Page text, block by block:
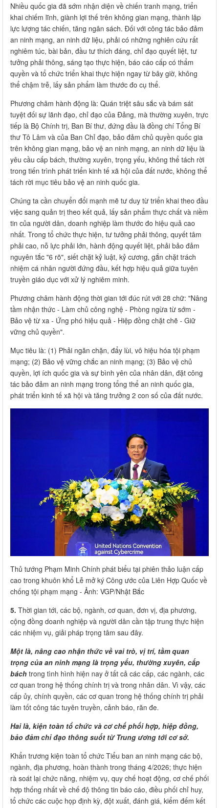
Nhiều quốc gia đã sớm nhận diện về chiến tranh mạng, triển
khai chiếm lĩnh, giành lợi thế trên không gian mạng, thành lập
lực lượng tác chiến, tăng ngân sách. Đối với công tác bảo đảm
an ninh mạng, an ninh dữ liệu, phải có những nghiên cứu rất
nghiêm túc, bài bản, đầu tư thích đáng, chỉ đạo quyết liệt, tư
tưởng phải thông, sáng tạo thực hiện, báo cáo cấp có thẩm
quyền và tổ chức triển khai thực hiện ngay từ bây giờ, không
thể chậm trễ, lấy sản phẩm làm thước đo cụ thể.
Phương châm hành động là: Quán triệt sâu sắc và bám sát
tuyệt đối sự lãnh đạo, chỉ đạo của Đảng, mà thường xuyên, trực
tiếp là Bộ Chính trị, Ban Bí thư, đứng đầu là đồng chí Tổng Bí
thư Tô Lâm và của Ban Chỉ đạo, bảo đảm chủ quyền quốc gia
trên không gian mạng, bảo vệ an ninh mạng, an ninh dữ liệu là
yêu cầu cấp bách, thường xuyên, trọng yếu, không thể tách rời
trong tiến trình phát triển kinh tế xã hội của đất nước, không thể
tách rời mục tiêu bảo vệ an ninh quốc gia.
Chúng ta cần chuyển đổi mạnh mẽ tư duy từ triển khai theo đầu
việc sang quản trị theo kết quả, lấy sản phẩm thực chất và niềm
tin của người dân, doanh nghiệp làm thước đo hiệu quả cao
nhất. Trong tổ chức thực hiện, tư tưởng phải thông, quyết tâm
phải cao, nỗ lực phải lớn, hành động quyết liệt, phải bảo đảm
nguyên tắc "6 rõ", siết chặt kỷ luật, kỷ cương, gắn chặt trách
nhiệm cá nhân người đứng đầu, kết hợp hiệu quả giữa tuyên
truyền giáo dục với xử lý nghiêm minh.
Phương châm hành động thời gian tới đúc rút với 28 chữ: "Nâng
tầm nhận thức - Làm chủ công nghệ - Phòng ngừa từ sớm -
Bảo vệ từ xa - Ứng phó hiệu quả - Hiệp đồng chặt chẽ - Giữ
vững chủ quyền".
Mục tiêu là: (1) Phải ngăn chặn, đẩy lùi, vô hiệu hóa tội phạm
mạng; (2) Bảo vệ vững chắc an ninh mạng; (3) Bảo vệ chủ
quyền, lợi ích quốc gia và sự bình yên của nhân dân, đặt công
tác bảo đảm an ninh mạng trong tổng thể an ninh quốc gia,
phát triển kinh tế xã hội và tăng trưởng 2 con số của đất nước.
Thủ tướng Phạm Minh Chính phát biểu tại phiên thảo luận cấp
cao trong khuôn khổ Lễ mở ký Công ước của Liên Hợp Quốc về
chống tội phạm mạng - Ảnh: VGP/Nhật Bắc
5. Thời gian tới, các bộ, ngành, cơ quan, đơn vị, địa phương,
cộng đồng doanh nghiệp và người dân cần tập trung thực hiện
các nhiệm vụ, giải pháp trọng tâm sau đây.
Một là, nâng cao nhận thức về vai trò, vị trí, tầm quan
trọng của an ninh mạng là trọng yếu, thường xuyên, cấp
bách trong tình hình hiện nay ở tất cả các cấp, các ngành, các
cơ quan trong hệ thống chính trị và trong nhân dân. Vì vậy, các
cấp ủy, chính quyền, các cơ quan trong hệ thống chính trị phải
làm tốt công tác tuyên truyền, cảnh báo, răn đe.
Hai là, kiện toàn tổ chức và cơ chế phối hợp, hiệp đồng,
bảo đảm chỉ đạo thông suốt từ Trung ương tới cơ sở.
Khẩn trương kiện toàn tổ chức Tiểu ban an ninh mạng các bộ,
ngành, địa phương, hoàn thành trong tháng 4/2026; thực hiện
rà soát lại chức năng, nhiệm vụ, quy chế hoạt động, cơ chế phối
hợp thống nhất về chế độ thông tin báo cáo, điều phối chỉ huy,
tổ chức các cuộc họp định kỳ, đột xuất, đánh giá, kiểm đếm kết